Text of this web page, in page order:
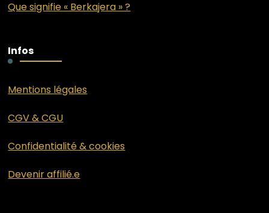
Que signifie « Berkajera » ?
Infos
Mentions légales
CGV & CGU
Confidentialité & cookies
Devenir affilié.e